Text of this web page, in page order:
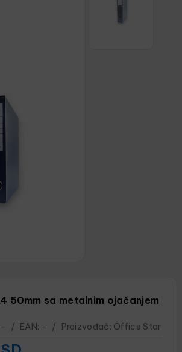
50mm sa metalnim ojačanjem
- / EAN: - / Proizvođač: Office Star